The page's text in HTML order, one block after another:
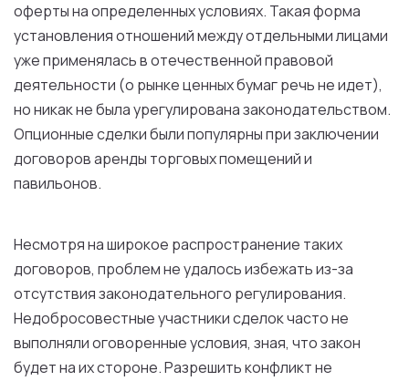
оферты на определенных условиях. Такая форма
установления отношений между отдельными лицами
уже применялась в отечественной правовой
деятельности (о рынке ценных бумаг речь не идет),
но никак не была урегулирована законодательством.
Опционные сделки были популярны при заключении
договоров аренды торговых помещений и
павильонов.
Несмотря на широкое распространение таких
договоров, проблем не удалось избежать из-за
отсутствия законодательного регулирования.
Недобросовестные участники сделок часто не
выполняли оговоренные условия, зная, что закон
будет на их стороне. Разрешить конфликт не